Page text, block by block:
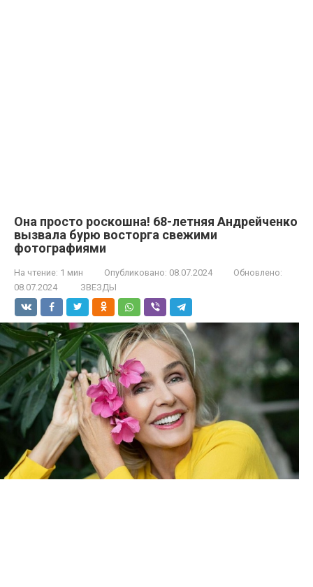
Она просто роскошна! 68-летняя Андрейченко
вызвала бурю восторга свежими
фотографиями
На чтение: 1 мин Опубликовано: 08.07.2024
Обновлено:
08.07.2024
ЗВЕЗДЫ